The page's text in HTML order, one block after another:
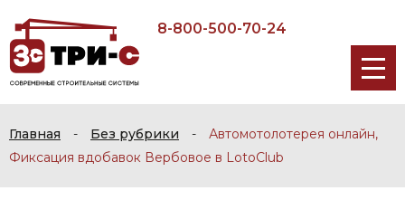
8-800-500-70-24
Главная - Без рубрики -
Автомотолотерея онлайн,
Фиксация вдобавок Вербовое в LotoClub